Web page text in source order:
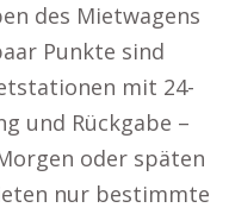
des Mietwagens
Punkte sind
mit 24-
und Rückgabe –
oder späten
nur bestimmte